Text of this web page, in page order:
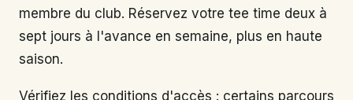
membre du club. Réservez votre tee time deux à
sept jours à l'avance en semaine, plus en haute
saison.
Vérifiez les conditions d'accès : certains parcours